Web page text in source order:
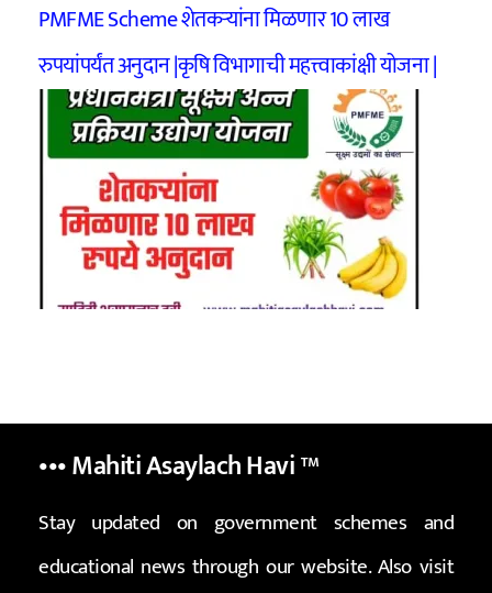
PMFME Scheme शेतकऱ्यांना मिळणार 10 लाख
रुपयांपर्यंत अनुदान |कृषि विभागाची महत्त्वाकांक्षी‍ योजना |
••• Mahiti Asaylach Havi™
Stay updated on government schemes and
educational news through our website. Also visit